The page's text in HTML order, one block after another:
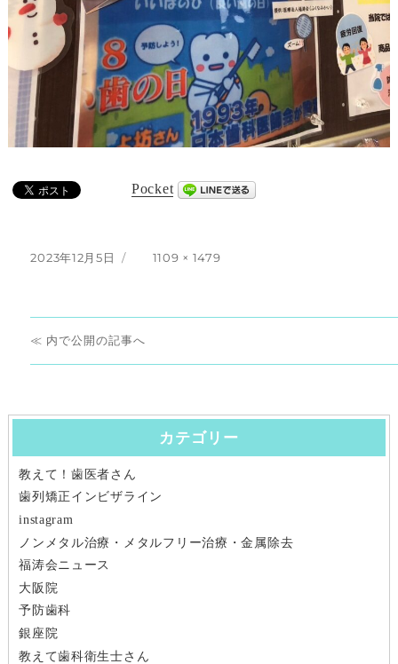
Pocket
投
2023年12月5日
フ
1109 × 1479
投
稿
ナ
ゲ
ー
シ
ョ
ン
内で公開
カテゴリー
教えて！歯医者さん
歯列矯正インビザライン
instagram
ノンメタル治療・メタルフリー治療・金属除去
福涛会ニュース
大阪院
予防歯科
銀座院
教えて歯科衛生士さん